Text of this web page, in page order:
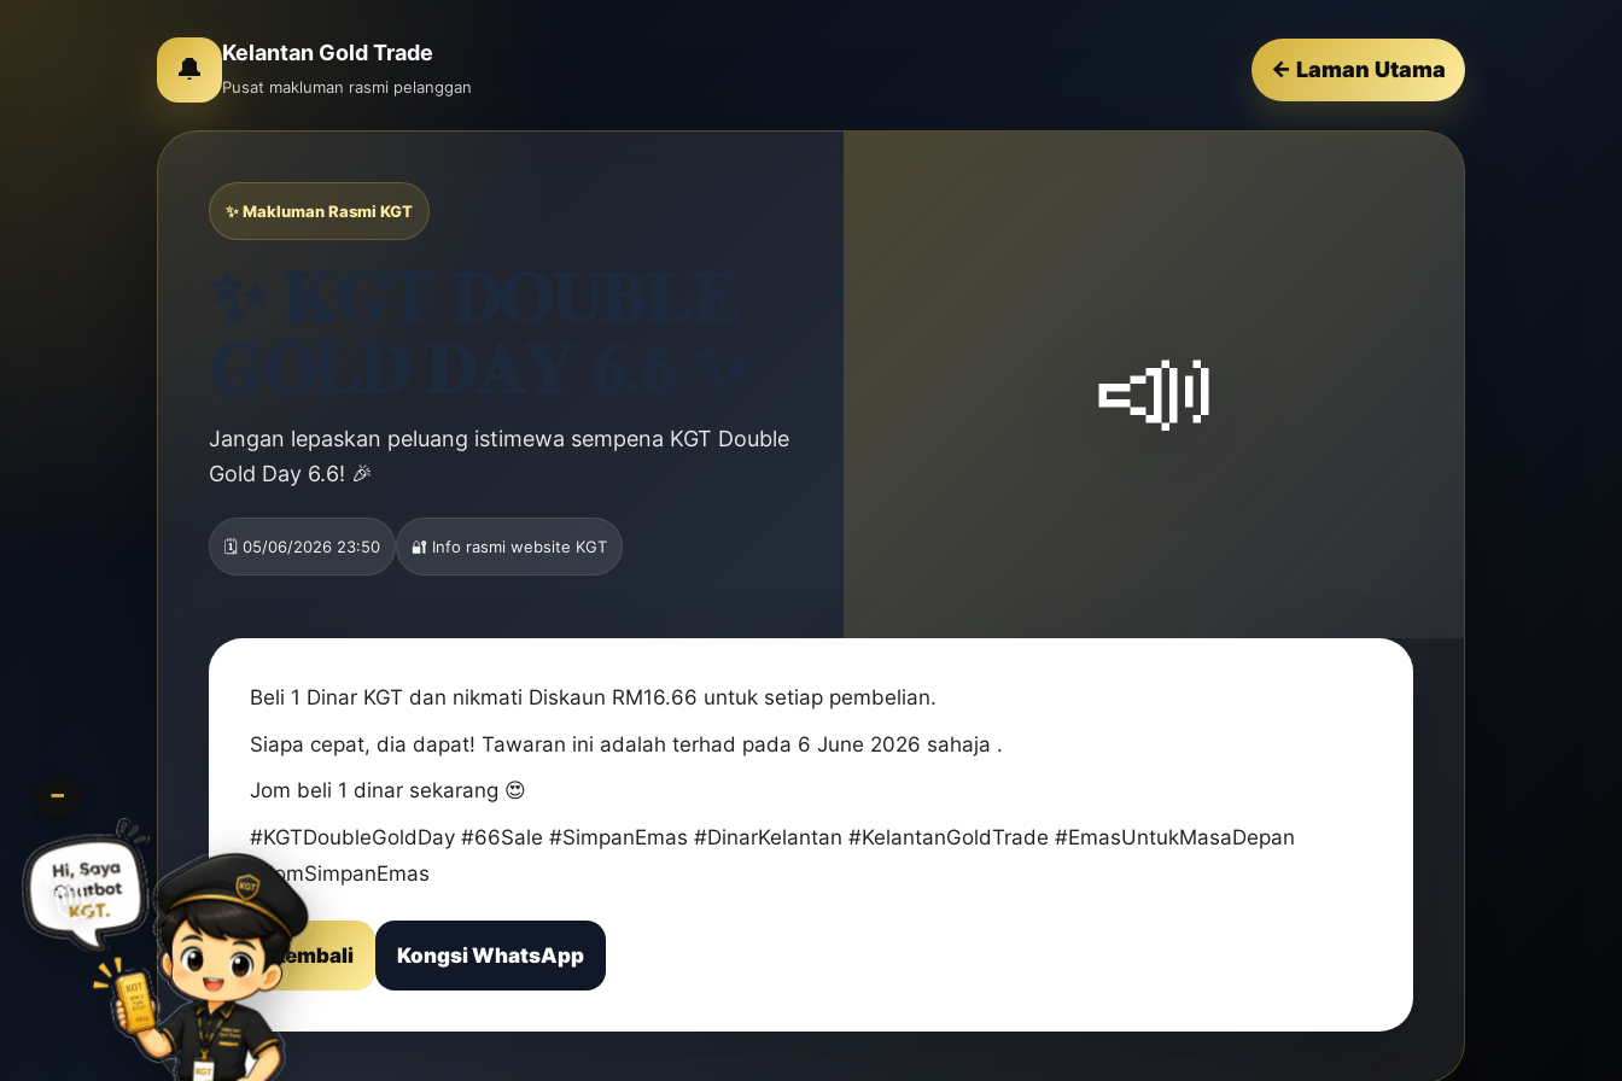
🔔 Kelantan Gold Trade
Pusat makluman rasmi pelanggan
← Laman Utama
✨ Makluman Rasmi KGT
Jangan lepaskan peluang istimewa sempena KGT Double
Gold Day 6.6! 🎉
🗓️ 05/06/2026 23:50 🔐 Info rasmi website KGT
📣
Beli 1 Dinar KGT dan nikmati Diskaun RM16.66 untuk setiap pembelian.
Siapa cepat, dia dapat! Tawaran ini adalah terhad pada 6 June 2026 sahaja .
Jom beli 1 dinar sekarang 😍
#KGTDoubleGoldDay #66Sale #SimpanEmas #DinarKelantan #KelantanGoldTrade #EmasUntukMasaDepan
#JomSimpanEmas
Kembali Kongsi WhatsApp
−